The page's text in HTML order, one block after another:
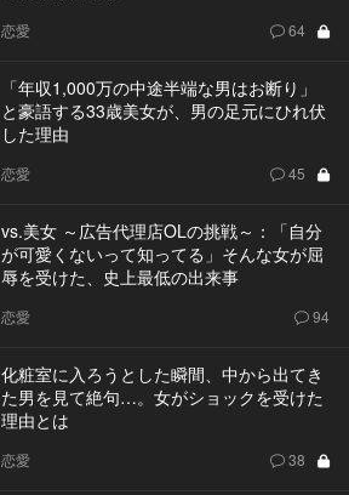
恋愛 64
「年収1,000万の中途半端な男はお断り」
と豪語する33歳美女が、男の足元にひれ伏
した理由
恋愛 45
vs.美女 ～広告代理店OLの挑戦～：「自分
が可愛くないって知ってる」そんな女が屈
辱を受けた、史上最低の出来事
恋愛 94
化粧室に入ろうとした瞬間、中から出てき
た男を見て絶句…。女がショックを受けた
理由とは
恋愛 38